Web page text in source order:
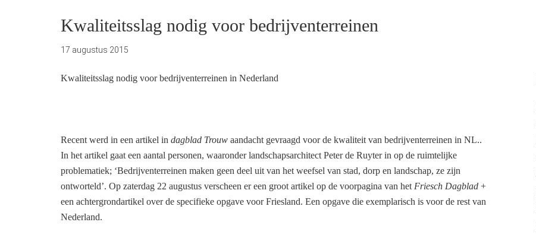
Kwaliteitsslag nodig voor bedrijventerreinen
17 augustus 2015
Kwaliteitsslag nodig voor bedrijventerreinen in Nederland
Recent werd in een artikel in dagblad Trouw aandacht gevraagd voor de kwaliteit van bedrijventerreinen in NL..
In het artikel gaat een aantal personen, waaronder landschapsarchitect Peter de Ruyter in op de ruimtelijke
problematiek; ‘Bedrijventerreinen maken geen deel uit van het weefsel van stad, dorp en landschap, ze zijn
ontworteld’. Op zaterdag 22 augustus verscheen er een groot artikel op de voorpagina van het Friesch Dagblad +
een achtergrondartikel over de specifieke opgave voor Friesland. Een opgave die exemplarisch is voor de rest van
Nederland.